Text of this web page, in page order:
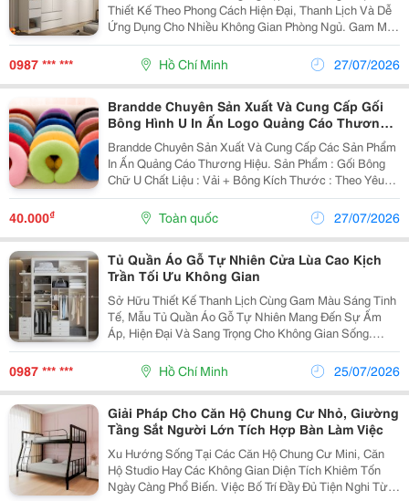
Thiết Kế Theo Phong Cách Hiện Đại, Thanh Lịch Và Dễ
Ứng Dụng Cho Nhiều Không Gian Phòng Ngủ. Gam Màu
Trắng Trang Nhã Giúp Căn Phòng Trở Nên Sáng Thoáng,
Gọn Gàng Và Tạo Cảm Giác Rộng Rãi Hơn. Sản
Phẩm...
0987 *** *** Hồ Chí Minh 27/07/2026
Brandde Chuyên Sản Xuất Và Cung Cấp Gối
Bông Hình U In Ấn Logo Quảng Cáo Thương
Hiệu
Brandde Chuyên Sản Xuất Và Cung Cấp Các Sản Phẩm
In Ấn Quảng Cáo Thương Hiệu. Sản Phẩm : Gối Bông
Chữ U Chất Liệu : Vải + Bông Kích Thước : Theo Yêu
Cầu Của Khách Hàng Logo : In Ấn Theo Thiết Kế Một
Chiếc Gối U In Ấn Logo Thương Hiệu S
40.000₫ Toàn quốc 27/07/2026
Tủ Quần Áo Gỗ Tự Nhiên Cửa Lùa Cao Kịch
Trần Tối Ưu Không Gian
Sở Hữu Thiết Kế Thanh Lịch Cùng Gam Màu Sáng Tinh
Tế, Mẫu Tủ Quần Áo Gỗ Tự Nhiên Mang Đến Sự Ấm
Áp, Hiện Đại Và Sang Trọng Cho Không Gian Sống.
Điểm Nhấn Nổi Bật Của Sản Phẩm Là Thiết Kế Cửa Lùa
Thông Minh Kết Hợp Kiểu Dáng Kịch Trần, Giúp Tối
0987 *** *** Hồ Chí Minh 25/07/2026
Giải Pháp Cho Căn Hộ Chung Cư Nhỏ, Giường
Tầng Sắt Người Lớn Tích Hợp Bàn Làm Việc
Xu Hướng Sống Tại Các Căn Hộ Chung Cư Mini, Căn
Hộ Studio Hay Các Không Gian Diện Tích Khiêm Tốn
Ngày Càng Phổ Biến. Việc Bố Trí Đầy Đủ Tiện Nghi Từ